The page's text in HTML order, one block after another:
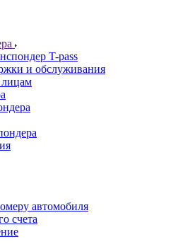
T-pass
и обслуживания
автомобиля
счета